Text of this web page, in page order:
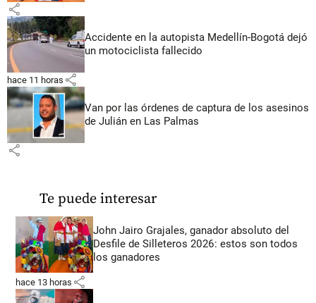
share
Accidente en la autopista Medellín-Bogotá dejó
un motociclista fallecido
hace 11 horas share
Van por las órdenes de captura de los asesinos
de Julián en Las Palmas
share
Te puede interesar
John Jairo Grajales, ganador absoluto del
Desfile de Silleteros 2026: estos son todos
los ganadores
hace 13 horas share